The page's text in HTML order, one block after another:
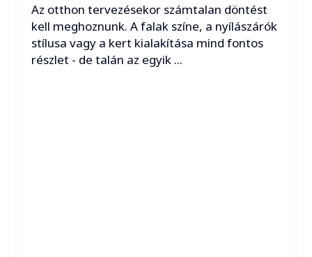
Az otthon tervezésekor számtalan döntést
kell meghoznunk. A falak színe, a nyílászárók
stílusa vagy a kert kialakítása mind fontos
részlet - de talán az egyik ...